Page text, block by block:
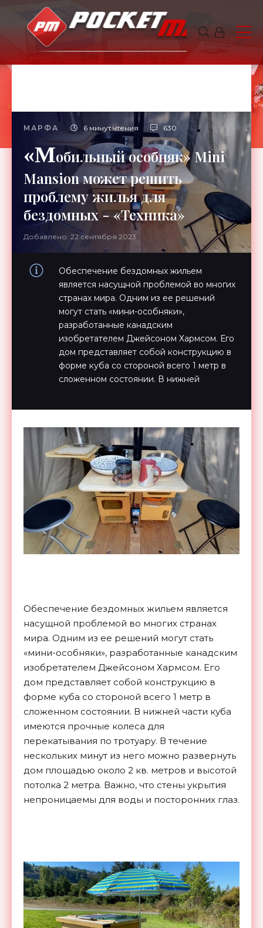
МАРФА 6 минут чтения 630
«Мобильный особняк» Mini
Mansion может решить
проблему жилья для
бездомных - «Техника»
Добавлено: 22 сентября 2023
Обеспечение бездомных жильем
является насущной проблемой во многих
странах мира. Одним из ее решений
могут стать «мини-особняки»,
разработанные канадским
изобретателем Джейсоном Хармсом. Его
дом представляет собой конструкцию в
форме куба со стороной всего 1 метр в
сложенном состоянии. В нижней
Обеспечение бездомных жильем является
насущной проблемой во многих странах
мира. Одним из ее решений могут стать
«мини-особняки», разработанные канадским
изобретателем Джейсоном Хармсом. Его
дом представляет собой конструкцию в
форме куба со стороной всего 1 метр в
сложенном состоянии. В нижней части куба
имеются прочные колеса для
перекатывания по тротуару. В течение
нескольких минут из него можно развернуть
дом площадью около 2 кв. метров и высотой
потолка 2 метра. Важно, что стены укрытия
непроницаемы для воды и посторонних глаз.